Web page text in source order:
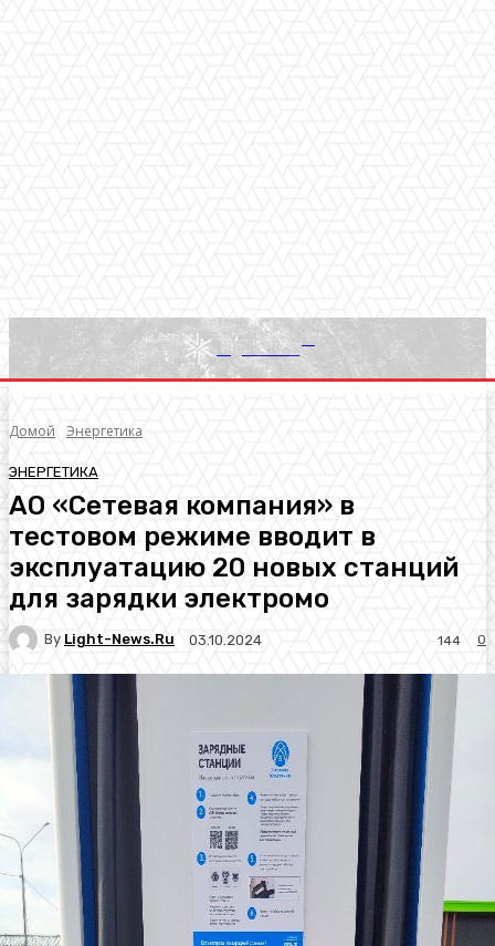
Light News
Домой Энергетика
ЭНЕРГЕТИКА
АО «Сетевая компания» в
тестовом режиме вводит в
эксплуатацию 20 новых станций
для зарядки электромо
By Light-News.ru 03.10.2024 0
144